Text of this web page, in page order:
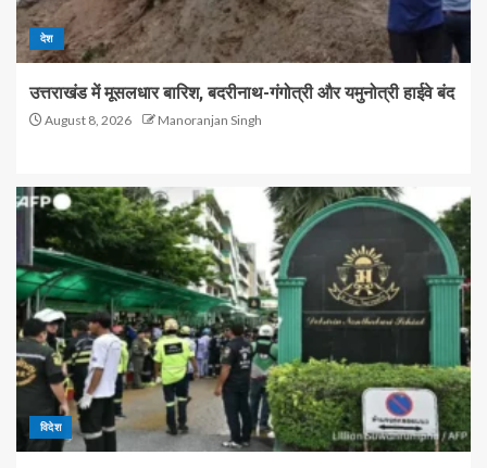
देश
उत्तराखंड में मूसलधार बारिश, बदरीनाथ-गंगोत्री और यमुनोत्री हाईवे बंद
August 8, 2026 Manoranjan Singh
विदेश